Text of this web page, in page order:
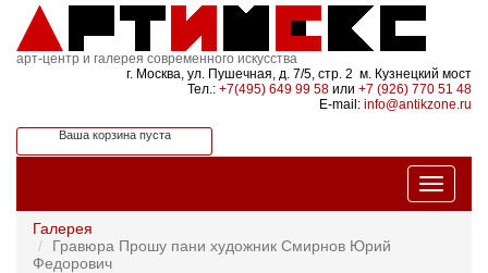
арт-центр и галерея современного искусства
г. Москва, ул. Пушечная, д. 7/5, стр. 2 м. Кузнецкий мост
Тел.: +7(495) 649 99 58 или +7 (926) 770 51 48
E-mail: info@antikzone.ru
Ваша корзина пуста
Галерея
Гравюра Прошу пани художник Смирнов Юрий
Федорович